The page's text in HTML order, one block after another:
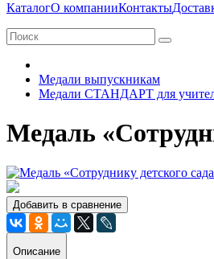
КаталогО компанииКонтакты
Медали выпускникам
Медали СТАНДАРТ для
Медаль
Добавить в сравнение
Описание